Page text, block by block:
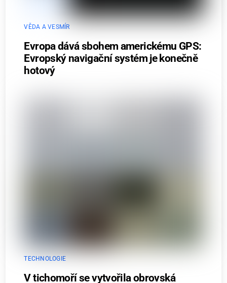
VĚDA A VESMÍR
Evropa dává sbohem americkému GPS:
Evropský navigační systém je konečně
hotový
TECHNOLOGIE
V tichomoří se vytvořila obrovská